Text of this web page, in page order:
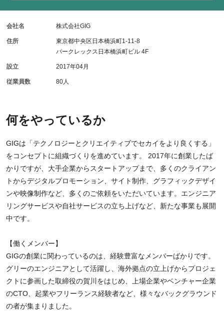
何をやっているか
GIGは「テクノロジーとクリエイティブでセカイをより良くする」
をコンセプトに組織づくりを進めています。 2017年に創業したば
かりですが、大手企業からスタートアップまで、多くのクライアン
トからデジタルプロモーション、サイト制作、グラフィックデザイ
ンや映像制作など、多くのご依頼をいただいています。エンジニア
リングサービスや自社サービスの立ち上げなど、新たな事業も展開
中です。
【働くメンバー】
GIGの創業に関わっているのは、経験豊富なメンバーばかりです。
グリーのエンジニアとして活躍し、海外拠点の立上げからプロジェ
クトに参画した取締役の賀川をはじめ、上場企業やベンチャー企業
のCTO、起業やフリーランス経験者など、様々なバックグラウンド
の者が集まりました。
会社名 株式会社GIG
住所
東京都中央区日本橋浜町1-11-8
パークレックス日本橋浜町ビル 4F
設立 2017年04月
従業員数 80人